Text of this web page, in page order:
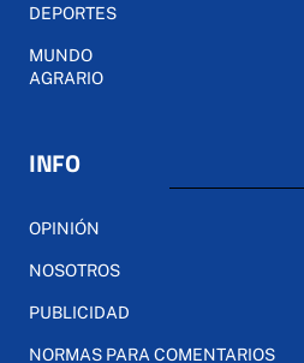
DEPORTES
MUNDO
AGRARIO
INFO
OPINIÓN
NOSOTROS
PUBLICIDAD
NORMAS PARA COMENTARIOS